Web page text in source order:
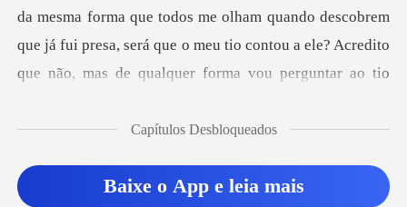
Sair
da mesma forma que todos me olham quando descobrem
que já fui presa,
Capítulos Desbloqueados
Baixe o App e leia mais